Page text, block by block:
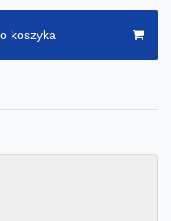
koszyka